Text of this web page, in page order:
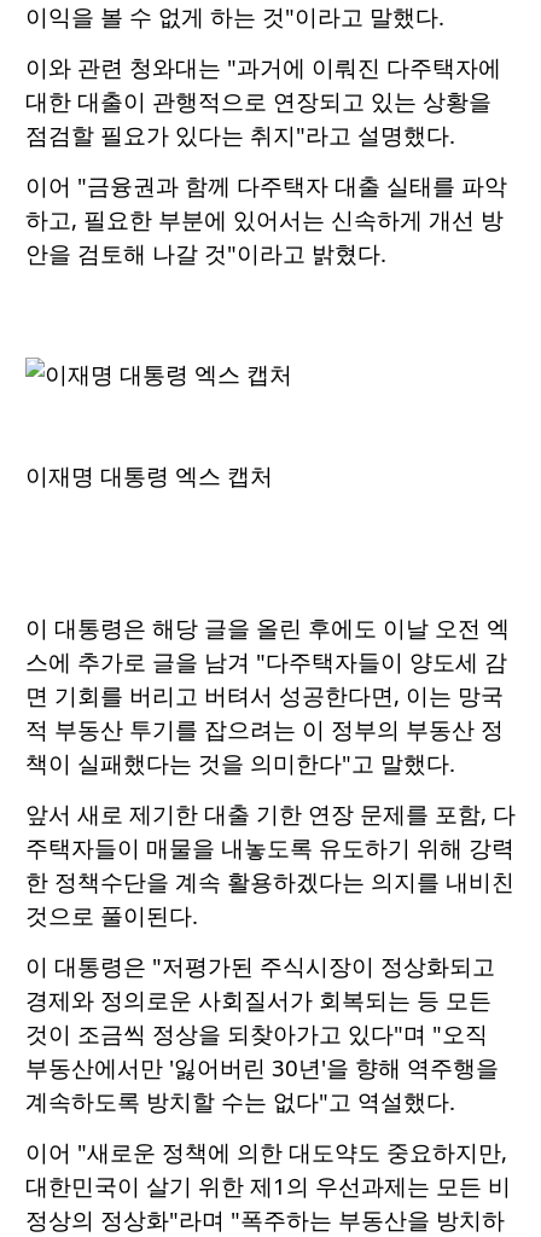
이익을 볼 수 없게 하는 것"이라고 말했다.
이와 관련 청와대는 "과거에 이뤄진 다주택자에
대한 대출이 관행적으로 연장되고 있는 상황을
점검할 필요가 있다는 취지"라고 설명했다.
이어 "금융권과 함께 다주택자 대출 실태를 파악
하고, 필요한 부분에 있어서는 신속하게 개선 방
안을 검토해 나갈 것"이라고 밝혔다.
이재명 대통령 엑스 캡처
이 대통령은 해당 글을 올린 후에도 이날 오전 엑
스에 추가로 글을 남겨 "다주택자들이 양도세 감
면 기회를 버리고 버텨서 성공한다면, 이는 망국
적 부동산 투기를 잡으려는 이 정부의 부동산 정
책이 실패했다는 것을 의미한다"고 말했다.
앞서 새로 제기한 대출 기한 연장 문제를 포함, 다
주택자들이 매물을 내놓도록 유도하기 위해 강력
한 정책수단을 계속 활용하겠다는 의지를 내비친
것으로 풀이된다.
이 대통령은 "저평가된 주식시장이 정상화되고
경제와 정의로운 사회질서가 회복되는 등 모든
것이 조금씩 정상을 되찾아가고 있다"며 "오직
부동산에서만 '잃어버린 30년'을 향해 역주행을
계속하도록 방치할 수는 없다"고 역설했다.
이어 "새로운 정책에 의한 대도약도 중요하지만,
대한민국이 살기 위한 제1의 우선과제는 모든 비
정상의 정상화"라며 "폭주하는 부동산을 방치하